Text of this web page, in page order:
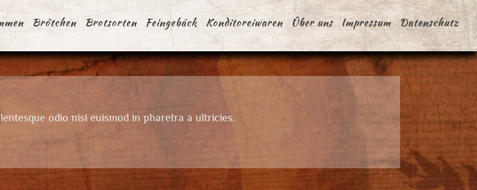
Brötchen Brotsorten Feingebäck Konditoreiwaren Über uns Impressum Datenschutz
odio nisi euismod in pharetra a ultricies.